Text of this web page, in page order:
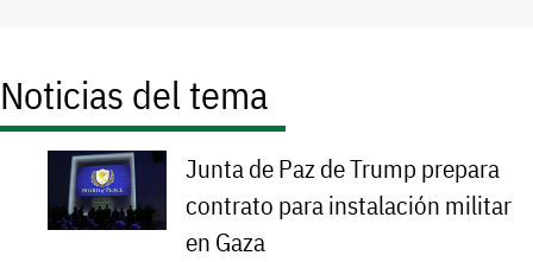
Noticias del tema
Junta de Paz de Trump prepara
contrato para instalación militar
en Gaza